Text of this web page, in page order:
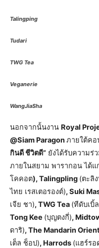
Talingping
Tudari
TWG Tea
Veganerie
WangJiaSha
นอกจากนั้นงาน Royal
@Siam Paragonภายใต้คอ
กินดี ชีวิตดี” ยังได้รับความร่
ภายในสยาม พารากอน ได้แ
โคคอต), Talingpling (ตะลิ
ไทย เรสเตอรองต์), Suki
เจีย ชา), TWG Tea (ทีดับเบิ้
Tong Kee (บุญตงกี่),
ดาริ), The Mandarin
เต็ล ช็อป), Harrods (แฮร์รอ